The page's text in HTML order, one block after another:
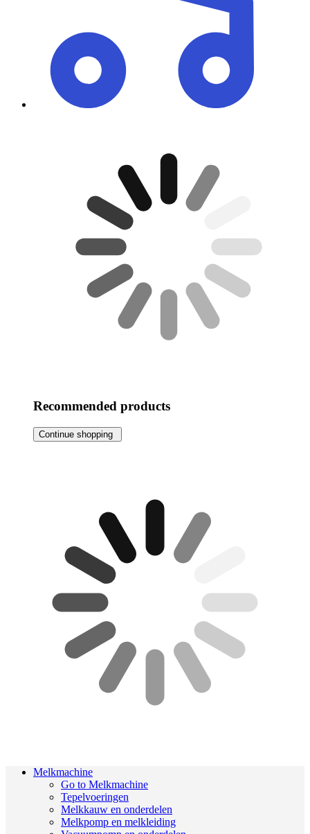
Recommended products
Continue shopping
Melkmachine
Go to Melkmachine
Tepelvoeringen
Melkkauw en onderdelen
Melkpomp en melkleiding